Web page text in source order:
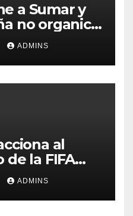
a Sumar y
no organice
con
nacional»
ADMINS
al
la FIFA
acoger la
2030:
España»
ADMINS